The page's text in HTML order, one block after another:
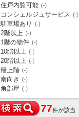
住戸内覧可能 (-)
コンシェルジュサービス (-)
駐車場あり (-)
2階以上 (-)
1階の物件 (-)
10階以上 (-)
20階以上 (-)
最上階 (-)
南向き (-)
角部屋 (-)
77件が該当